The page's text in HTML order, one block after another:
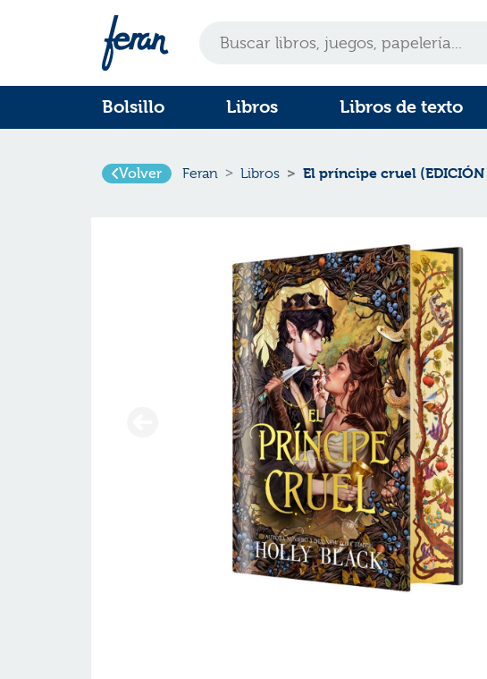
Bolsillo Libros Libros de texto
Volver Feran Libros El príncipe cruel (EDICIÓN